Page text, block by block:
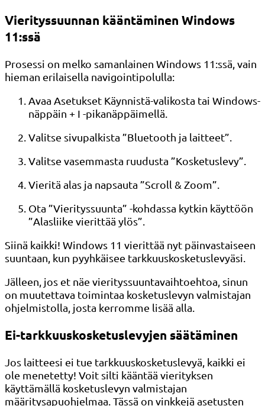
Vierityssuunnan kääntäminen Windows
11:ssä
Prosessi on melko samanlainen Windows 11:ssä, vain
hieman erilaisella navigointipolulla:
Avaa Asetukset Käynnistä-valikosta tai Windows-
näppäin + I -pikanäppäimellä.
Valitse sivupalkista ”Bluetooth ja laitteet”.
Valitse vasemmasta ruudusta ”Kosketuslevy”.
Vieritä alas ja napsauta ”Scroll & Zoom”.
Ota ”Vierityssuunta” -kohdassa kytkin käyttöön
”Alasliike vierittää ylös”.
Siinä kaikki! Windows 11 vierittää nyt päinvastaiseen
suuntaan, kun pyyhkäisee tarkkuuskosketuslevyäsi.
Jälleen, jos et näe vierityssuuntavaihtoehtoa, sinun
on muutettava toimintaa kosketuslevyn valmistajan
ohjelmistolla, josta kerromme lisää alla.
Ei-tarkkuuskosketuslevyjen säätäminen
Jos laitteesi ei tue tarkkuuskosketuslevyä, kaikki ei
ole menetetty! Voit silti kääntää vierityksen
käyttämällä kosketuslevyn valmistajan
määritysapuohjelmaa. Tässä on vinkkejä asetusten